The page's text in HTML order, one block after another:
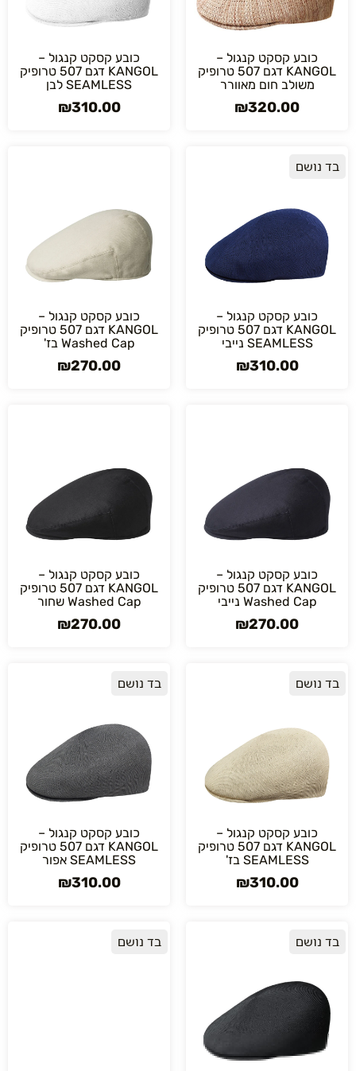
כובע קסקט קנגול –
KANGOL דגם 507 טרופיק
משולב חום מאוורר
₪320.00
כובע קסקט קנגול –
KANGOL דגם 507 טרופיק
SEAMLESS לבן
₪310.00
בד נושם
כובע קסקט קנגול –
KANGOL דגם 507 טרופיק
SEAMLESS נייבי
₪310.00
כובע קסקט קנגול –
KANGOL דגם 507 טרופיק
Washed Cap בז'
₪270.00
כובע קסקט קנגול –
KANGOL דגם 507 טרופיק
Washed Cap נייבי
₪270.00
כובע קסקט קנגול –
KANGOL דגם 507 טרופיק
Washed Cap שחור
₪270.00
בד נושם
כובע קסקט קנגול –
KANGOL דגם 507 טרופיק
SEAMLESS בז'
₪310.00
בד נושם
כובע קסקט קנגול –
KANGOL דגם 507 טרופיק
SEAMLESS אפור
₪310.00
בד נושם בד נושם